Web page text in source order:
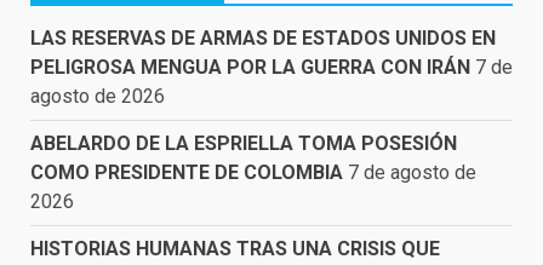
LAS RESERVAS DE ARMAS DE ESTADOS UNIDOS EN
PELIGROSA MENGUA POR LA GUERRA CON IRÁN 7 de
agosto de 2026
ABELARDO DE LA ESPRIELLA TOMA POSESIÓN
COMO PRESIDENTE DE COLOMBIA 7 de agosto de
2026
HISTORIAS HUMANAS TRAS UNA CRISIS QUE